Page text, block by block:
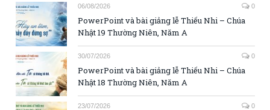
06/08/2026 0
PowerPoint và bài giảng lễ Thiếu Nhi – Chúa
Nhật 19 Thường Niên, Năm A
30/07/2026 0
PowerPoint và bài giảng lễ Thiếu Nhi – Chúa
Nhật 18 Thường Niên, Năm A
23/07/2026 0